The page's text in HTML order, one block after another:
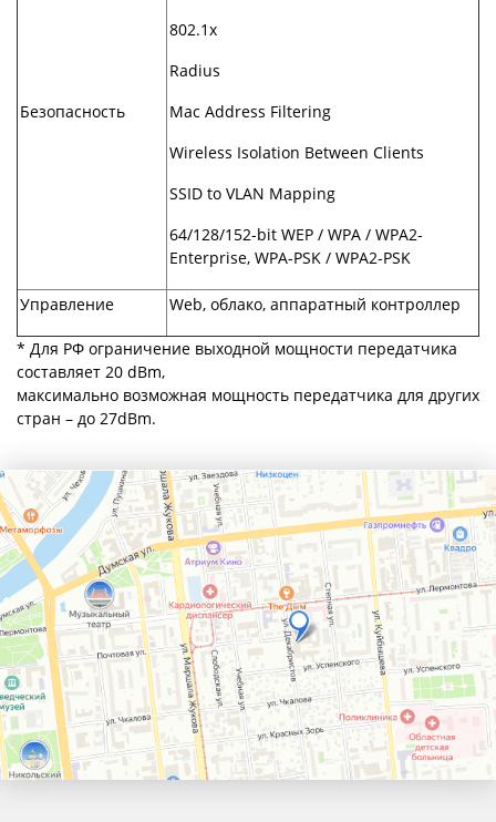
Безопасность
802.1x
Radius
Mac Address Filtering
Wireless Isolation Between Clients
SSID to VLAN Mapping
64/128/152-bit WEP / WPA / WPA2-
Enterprise, WPA-PSK / WPA2-PSK
Управление Web, облако, аппаратный контроллер
* Для РФ ограничение выходной мощности передатчика
составляет 20 dBm,
максимально возможная мощность передатчика для других
стран – до 27dBm.